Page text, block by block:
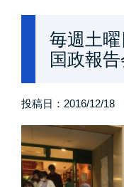
毎週土曜
国政報
投稿日： 2016/12/18